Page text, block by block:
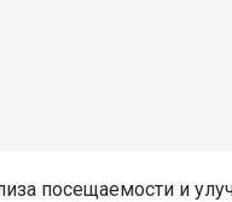
посещаемости и